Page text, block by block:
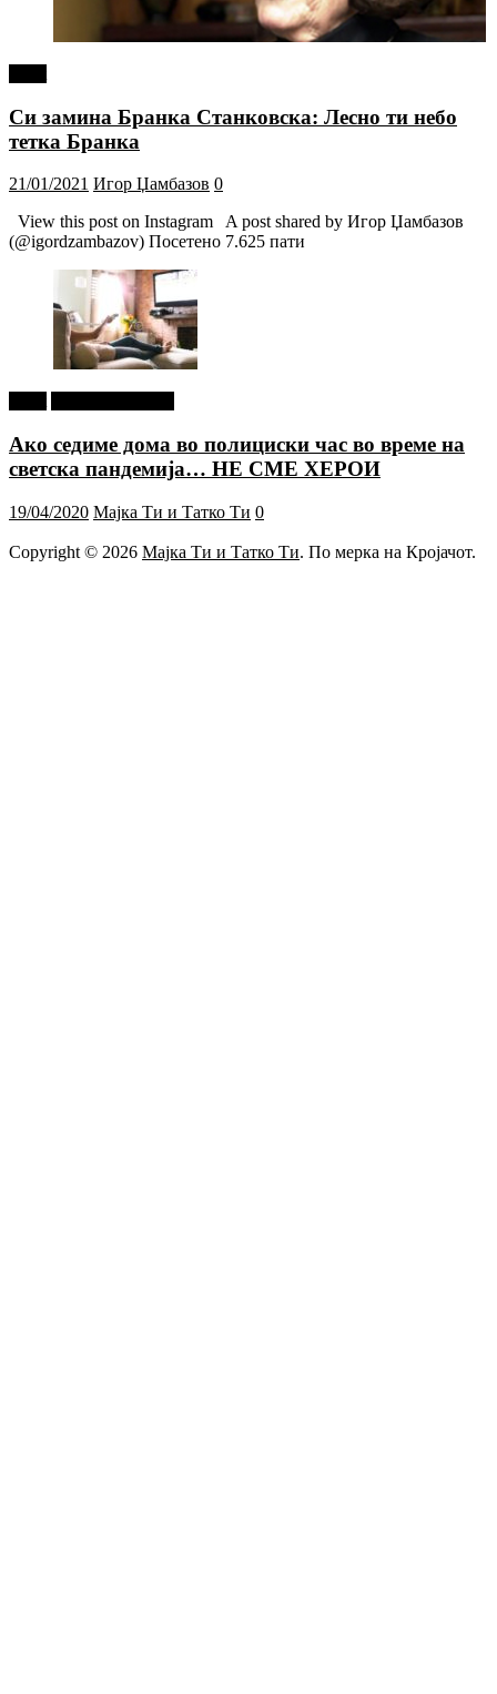
Си замина Бранка Станковска: Лесно ти небо
тетка Бранка
21/01/2021 Игор Џамбазов 0
View this post on Instagram A post shared by Игор Џамбазов
(@igordzambazov) Посетено 7.625 пати
Ако седиме дома во полициски час во време на
светска пандемија… НЕ СМЕ ХЕРОИ
19/04/2020 Мајка Ти и Татко Ти 0
Copyright © 2026 Мајка Ти и Татко Ти. По мерка на Кројачот.